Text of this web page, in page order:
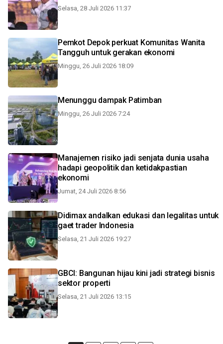
Selasa, 28 Juli 2026 11:37
Pemkot Depok perkuat Komunitas Wanita
Tangguh untuk gerakan ekonomi
Minggu, 26 Juli 2026 18:09
Menunggu dampak Patimban
Minggu, 26 Juli 2026 7:24
Manajemen risiko jadi senjata dunia usaha
hadapi geopolitik dan ketidakpastian
ekonomi
Jumat, 24 Juli 2026 8:56
Didimax andalkan edukasi dan legalitas untuk
gaet trader Indonesia
Selasa, 21 Juli 2026 19:27
GBCI: Bangunan hijau kini jadi strategi bisnis
sektor properti
Selasa, 21 Juli 2026 13:15